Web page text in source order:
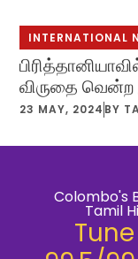
INTERNATIONAL
விருதை
23 MAY, 2024 BY
Colombo's
Tamil